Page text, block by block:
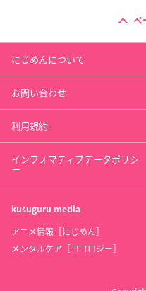
ペ
にじめんについて
お問い合わせ
利用規約
インフォマティブデータポリシ
ー
kusuguru media
アニメ情報［にじめん］
メンタルケア［ココロジー］